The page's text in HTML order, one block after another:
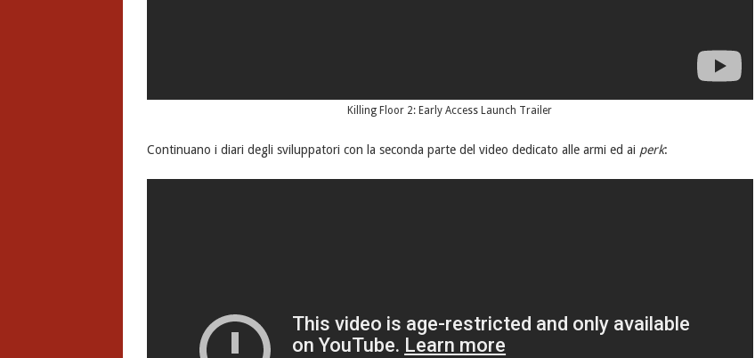
Killing Floor 2: Early Access Launch Trailer
Continuano i diari degli sviluppatori con la seconda parte del video dedicato alle armi ed ai perk: